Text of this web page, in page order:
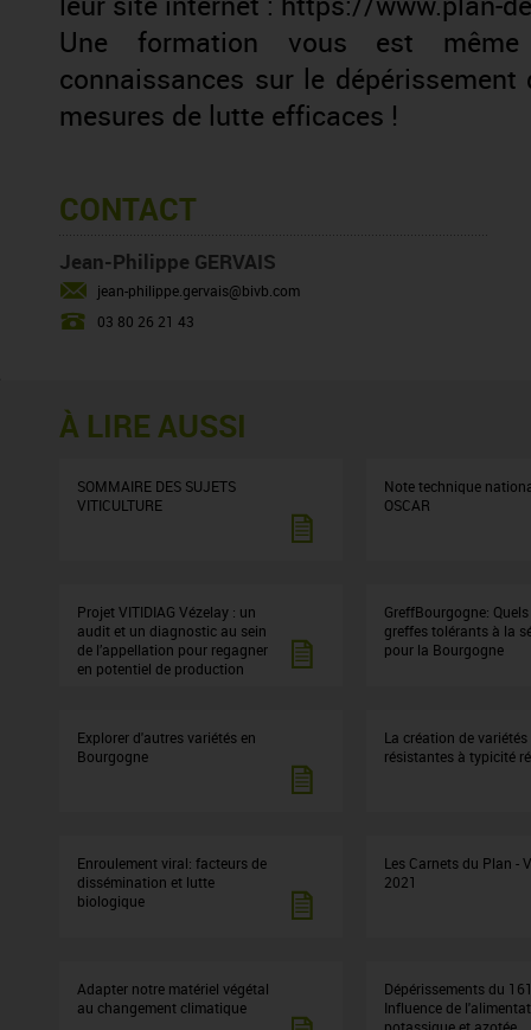
Une formation vous est
connaissances sur le
mesures de lutte efficaces !
CONTACT
Jean-Philippe GERVAIS
jean-philippe.gervais@bivb.com
03 80 26 21 43
À LIRE AUSSI
SOMMAIRE DES SUJETS
VITICULTURE
Note technique
OSCAR
Projet VITIDIAG Vézelay : un
audit et un diagnostic au sein
de l’appellation pour regagner
en potentiel de production
GreffBourgogne:
greffes tolérants à la
pour la Bourgogne
Explorer d'autres variétés en
Bourgogne
La création de variétés
résistantes à typicité
Enroulement viral: facteurs de
dissémination et lutte
biologique
Les Carnets du Plan -
2021
Adapter notre matériel végétal
au changement climatique
Dépérissements du
Influence de